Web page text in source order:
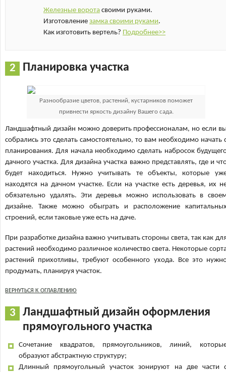
Железные ворота своими руками.
Изготовлениезамка своими руками.
Как изготовить вертель? Подробнее>>
Планировка участка
Разнообразие цветов, растений, кустарников поможет
привнести яркость дизайну Вашего сада.
Ландшафтный дизайн можно доверить профессионалам, но если
собрались это сделать самостоятельно, то вам необходимо начать
планирования. Для начала необходимо сделать набросок
дачного участка. Для дизайна участка важно представлять, где и
будет находиться. Нужно учитывать те объекты, которые
находятся на дачном участке. Если на участке есть деревья, их
обязательно удалять. Эти деревья можно использовать в
дизайне. Также можно обыграть и расположение
строений, если таковые уже есть на даче.
При разработке дизайна важно учитывать стороны света, так как
растений необходимо различное количество света. Некоторые
растений прихотливы, требуют особенного ухода. Все это
продумать, планируя участок.
ВЕРНУТЬСЯ К ОГЛАВЛЕНИЮ
Ландшафтный дизайн оформления
прямоугольного участка
Сочетание квадратов, прямоугольников, линий,
образуют абстрактную структуру;
Длинный прямоугольный участок зонируют на две части